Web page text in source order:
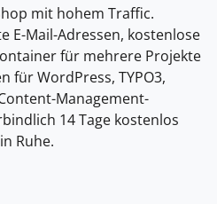
mit hohem Traffic.
E-Mail-Adressen, kostenlose
für mehrere Projekte
für WordPress, TYPO3,
Management-
14 Tage kostenlos
Ruhe.